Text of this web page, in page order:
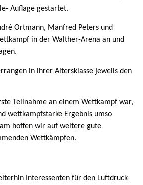
Auflage gestartet.
Ortmann, Manfred Peters und
in der Walther-Arena an und
in ihrer Altersklasse jeweils den
Teilnahme an einem Wettkampf war,
wettkampfstarke Ergebnis umso
hoffen wir auf weitere gute
Wettkämpfen.
Interessenten für den Luftdruck-